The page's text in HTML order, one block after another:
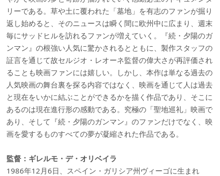
リーである。草や土に覆われた「墓地」を有志のファンが掘り
返し始めると、そのニュースは瞬く間に欧州中に広まり、週末
毎にサッドヒルを訪れるファンが増えていく。『続・夕陽のガ
ンマン』の根強い人気に驚かされるとともに、製作スタッフの
証言を通じて故セルジオ・レオーネ監督の偉大さが再評価され
ることも映画ファンには嬉しい。しかし、本作は単なる過去の
人気映画の舞台裏を探る内容ではなく、映画を通じて人は過去
と現在をいかに結ぶことができるかを描く作品であり、そこに
あるのは現在進行形の感動である。究極の「聖地巡礼」映画で
あり、そして『続・夕陽のガンマン』のファンだけでなく、映
画を愛するものすべての夢が凝縮された作品である。
監督：ギレルモ・デ・オリベイラ
1986年12月6日、スペイン・ガリシア州ヴィーゴに生まれ